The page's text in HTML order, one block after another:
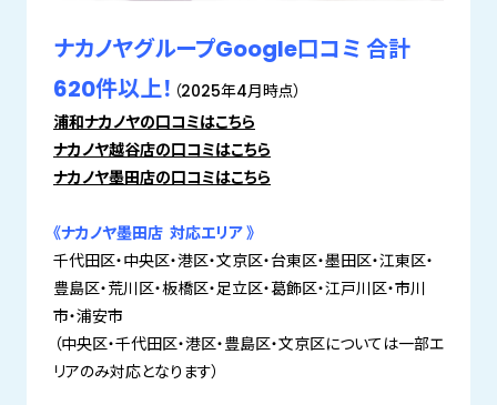
ナカノヤグループGoogle口コミ 合計
620件以上！ （2025年4月時点）
浦和ナカノヤの口コミはこちら
ナカノヤ越谷店の口コミはこちら
ナカノヤ墨田店の口コミはこちら
《ナカノヤ墨田店 対応エリア 》
千代田区・中央区・港区・文京区・台東区・墨田区・江東区・
豊島区・荒川区・板橋区・足立区・葛飾区・江戸川区・市川
市・浦安市
（中央区・千代田区・港区・豊島区・文京区については一部エ
リアのみ対応となります）